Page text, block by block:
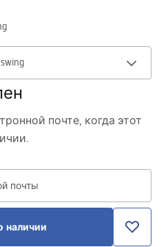
почте, когда этот
почты
наличии